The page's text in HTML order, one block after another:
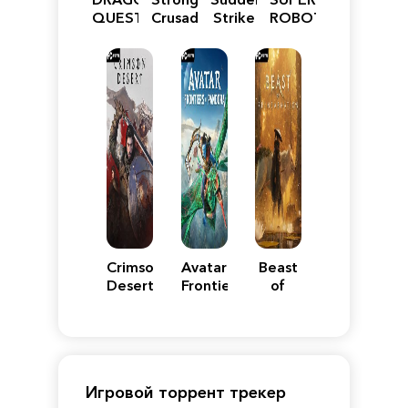
QUEST
Reimagined
Crusader:
Edition
Strike
ROBOT
Y
Crimson
Desert
Avatar:
Frontiers
Beast
of
Игровой торрент трекер